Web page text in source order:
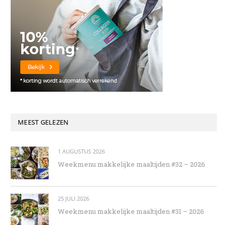
MEEST GELEZEN
1 AUGUSTUS 2026
Weekmenu makkelijke maaltijden #32 – 2026
25 JULI 2026
Weekmenu makkelijke maaltijden #31 – 2026